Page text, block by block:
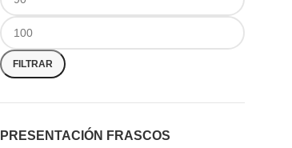
FILTRAR
PRESENTACIÓN FRASCOS